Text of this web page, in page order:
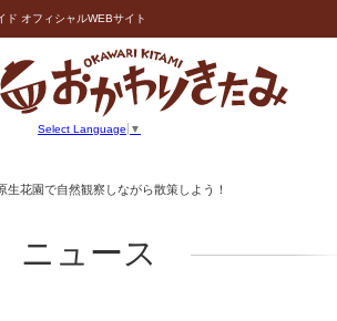
ド オフィシャルWEBサイト
Select Language ▼
生花園で自然観察しながら散策しよう！
ニュース